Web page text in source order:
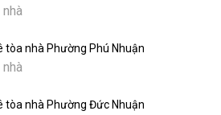
tòa nhà Phường Phú Nhuận
tòa nhà Phường Đức Nhuận